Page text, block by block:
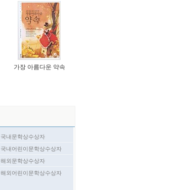
가장 아름다운 약속
국내문학상수상자
국내어린이문학상수상자
해외문학상수상자
해외어린이문학상수상자